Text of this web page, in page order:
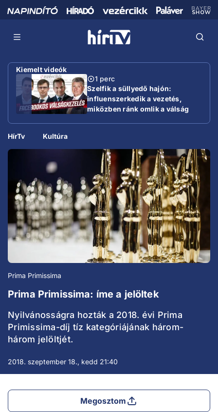
Kiemelt videók
1 perc
Szelfik a süllyedő hajón:
influenszerkedik a vezetés,
miközben ránk omlik a válság
HírTv Kultúra
Prima Primissima
Prima Primissima: íme a jelöltek
Nyilvánosságra hozták a 2018. évi Prima
Primissima-díj tíz kategóriájának három-
három jelöltjét.
2018. szeptember 18., kedd 21:40
Megosztom